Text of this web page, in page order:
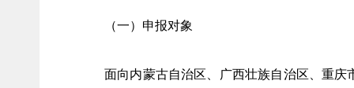
（一）申报对象
面向内蒙古自治区、广西壮族自治区、重